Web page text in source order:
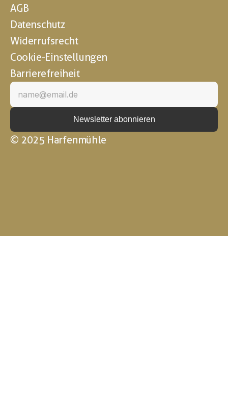
AGB
Datenschutz
Widerrufsrecht
Cookie-Einstellungen
Barrierefreiheit
© 2025 Harfenmühle